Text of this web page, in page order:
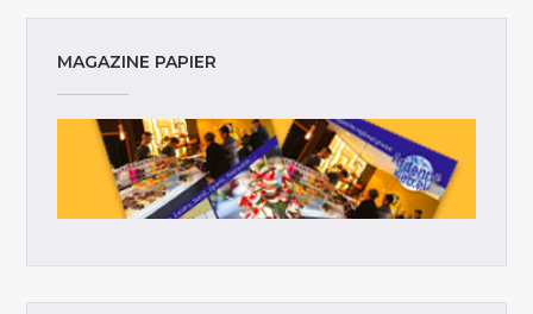
MAGAZINE PAPIER